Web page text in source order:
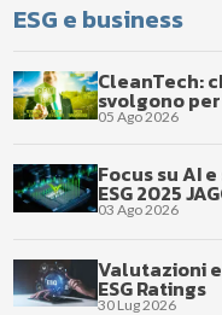
ESG e business
CleanTech:
svolgono per
05 Ago 2026
Focus su AI
ESG 2025
03 Ago 2026
Valutazioni e
ESG Ratings
30 Lug 2026